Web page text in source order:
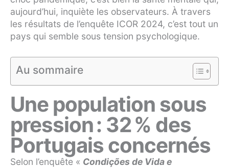
aujourd’hui, inquiète les observateurs. À travers
les résultats de l’enquête ICOR 2024, c’est tout un
pays qui semble sous tension psychologique.
Au sommaire
Une population sous
pression : 32 % des
Portugais concernés
Selon l’enquête « Condições de Vida e